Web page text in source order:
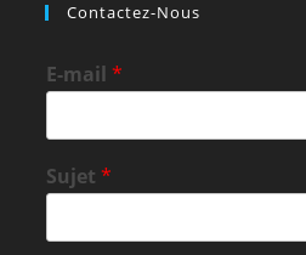
Contactez-Nous
E-mail*
Sujet*